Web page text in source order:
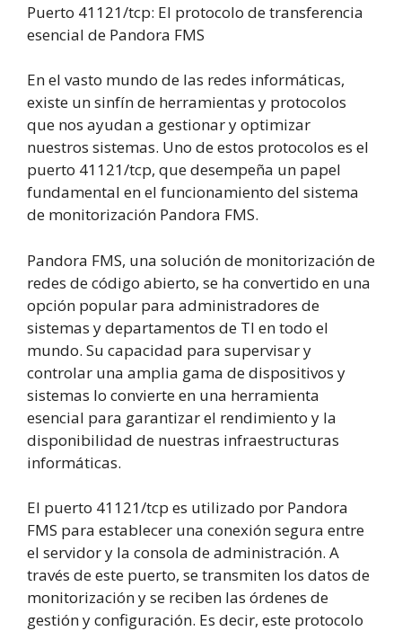
Puerto 41121/tcp: El protocolo de transferencia
esencial de Pandora FMS
En el vasto mundo de las redes informáticas,
existe un sinfín de herramientas y protocolos
que nos ayudan a gestionar y optimizar
nuestros sistemas. Uno de estos protocolos es el
puerto 41121/tcp, que desempeña un papel
fundamental en el funcionamiento del sistema
de monitorización Pandora FMS.
Pandora FMS, una solución de monitorización de
redes de código abierto, se ha convertido en una
opción popular para administradores de
sistemas y departamentos de TI en todo el
mundo. Su capacidad para supervisar y
controlar una amplia gama de dispositivos y
sistemas lo convierte en una herramienta
esencial para garantizar el rendimiento y la
disponibilidad de nuestras infraestructuras
informáticas.
El puerto 41121/tcp es utilizado por Pandora
FMS para establecer una conexión segura entre
el servidor y la consola de administración. A
través de este puerto, se transmiten los datos de
monitorización y se reciben las órdenes de
gestión y configuración. Es decir, este protocolo